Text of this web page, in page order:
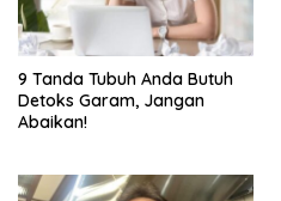
9 Tanda Tubuh Anda Butuh
Detoks Garam, Jangan
Abaikan!